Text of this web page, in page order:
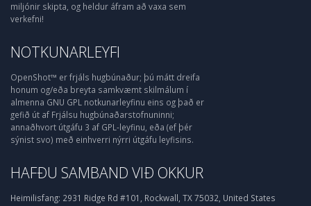
miljónir skipta, og heldur áfram að vaxa sem
verkefni!
NOTKUNARLEYFI
OpenShot™ er frjáls hugbúnaður; þú mátt dreifa
honum og/eða breyta samkvæmt skilmálum í
almenna GNU GPL notkunarleyfinu eins og það er
gefið út af Frjálsu hugbúnaðarstofnuninni;
annaðhvort útgáfu 3 af GPL-leyfinu, eða (ef þér
sýnist svo) með einhverri nýrri útgáfu leyfisins.
HAFÐU SAMBAND VIÐ OKKUR
Heimilisfang: 2931 Ridge Rd #101, Rockwall, TX 75032, United States